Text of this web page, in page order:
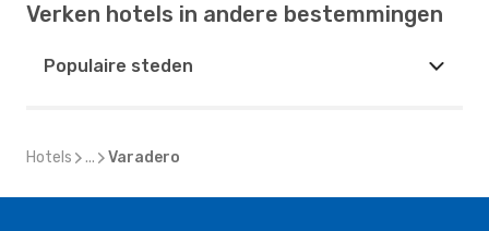
Verken hotels in andere bestemmingen
Populaire steden
Hotels ... Varadero